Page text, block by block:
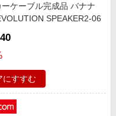
ーケーブル完成品 バナナ
SPEAKER2-06
にすすむ